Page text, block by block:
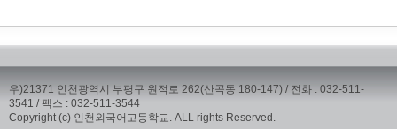
우)21371 인천광역시 부평구 원적로 262(산곡동 180-147) / 전화 : 032-511-
3541 / 팩스 : 032-511-3544
Copyright (c) 인천외국어고등학교. ALL rights Reserved.